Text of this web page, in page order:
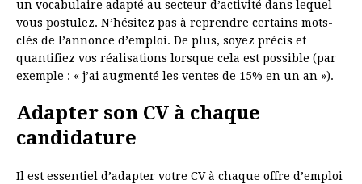
un vocabulaire adapté au secteur d’activité dans lequel
vous postulez. N’hésitez pas à reprendre certains mots-
clés de l’annonce d’emploi. De plus, soyez précis et
quantifiez vos réalisations lorsque cela est possible (par
exemple : « j’ai augmenté les ventes de 15% en un an »).
Adapter son CV à chaque
candidature
Il est essentiel d’adapter votre CV à chaque offre d’emploi